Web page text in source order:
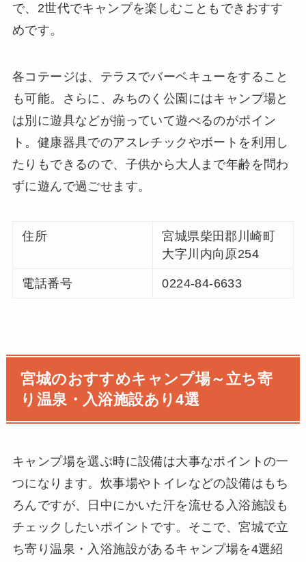
で、2世代でキャンプを楽しむこともできおすす
めです。
各コテージは、テラスでバーベキューをすること
も可能。さらに、みちのく公園にはキャンプ場と
は別に遊具などが揃っていて遊べるのがポイン
ト。健康器具でのアスレチックやボートを利用し
たりもできるので、子供から大人まで年齢を問わ
ずに遊んで過ごせます。
住所
宮城県柴田郡川崎町
大字川内向原254
電話番号 0224-84-6633
宮城のおすすめキャンプ場～立ち寄
り温泉・入浴施設あり4選
キャンプ場を選ぶ時に設備は大事なポイントの一
つになります。炊事場やトイレなどの設備はもち
ろんですが、日中にかいた汗を流せる入浴施設も
チェックしたいポイントです。そこで、宮城で立
ち寄り温泉・入浴施設があるキャンプ場を4選紹